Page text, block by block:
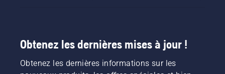
Obtenez les dernières mises à jour !
Obtenez les dernières informations sur les